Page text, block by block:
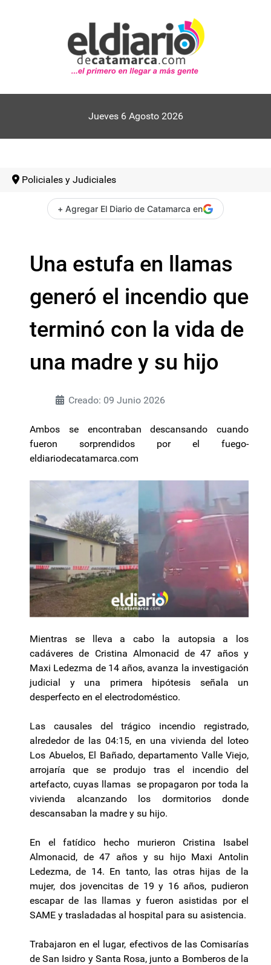
Jueves 6 Agosto 2026
Policiales y Judiciales
+ Agregar El Diario de Catamarca en
Una estufa en llamas
generó el incendio que
terminó con la vida de
una madre y su hijo
Creado: 09 Junio 2026
Ambos se encontraban descansando cuando
fueron sorprendidos por el fuego-
eldiariodecatamarca.com
Mientras se lleva a cabo la autopsia a los
cadáveres de Cristina Almonacid de 47 años y
Maxi Ledezma de 14 años, avanza la investigación
judicial y una primera hipótesis señala un
desperfecto en el electrodoméstico.
Las causales del trágico incendio registrado,
alrededor de las 04:15, en una vivienda del loteo
Los Abuelos, El Bañado, departamento Valle Viejo,
arrojaría que se produjo tras el incendio del
artefacto, cuyas llamas se propagaron por toda la
vivienda alcanzando los dormitorios donde
descansaban la madre y su hijo.
En el fatídico hecho murieron Cristina Isabel
Almonacid, de 47 años y su hijo Maxi Antolin
Ledezma, de 14. En tanto, las otras hijas de la
mujer, dos jovencitas de 19 y 16 años, pudieron
escapar de las llamas y fueron asistidas por el
SAME y trasladadas al hospital para su asistencia.
Trabajaron en el lugar, efectivos de las Comisarías
de San Isidro y Santa Rosa, junto a Bomberos de la